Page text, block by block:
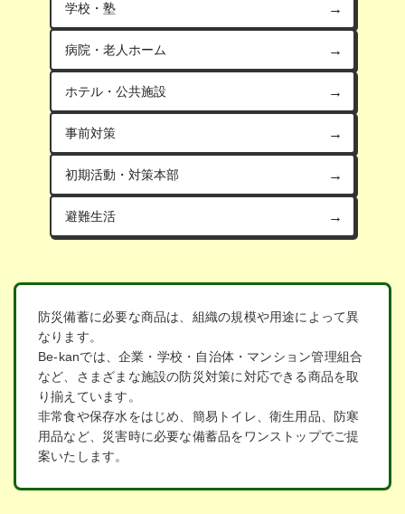
学校・塾
病院・老人ホーム
ホテル・公共施設
事前対策
初期活動・対策本部
避難生活
防災備蓄に必要な商品は、組織の規模や用途によって異
なります。
Be-kanでは、企業・学校・自治体・マンション管理組合
など、さまざまな施設の防災対策に対応できる商品を取
り揃えています。
非常食や保存水をはじめ、簡易トイレ、衛生用品、防寒
用品など、災害時に必要な備蓄品をワンストップでご提
案いたします。